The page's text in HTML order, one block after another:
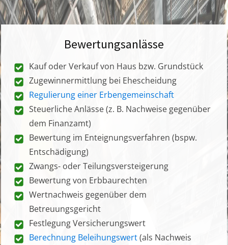
Bewertungsanlässe
Kauf oder Verkauf von Haus bzw. Grundstück
Zugewinnermittlung bei Ehescheidung
Regulierung einer Erbengemeinschaft
Steuerliche Anlässe (z. B. Nachweise gegenüber
dem Finanzamt)
Bewertung im Enteignungsverfahren (bspw.
Entschädigung)
Zwangs- oder Teilungsversteigerung
Bewertung von Erbbaurechten
Wertnachweis gegenüber dem
Betreuungsgericht
Festlegung Versicherungswert
Berechnung Beleihungswert(als Nachweis